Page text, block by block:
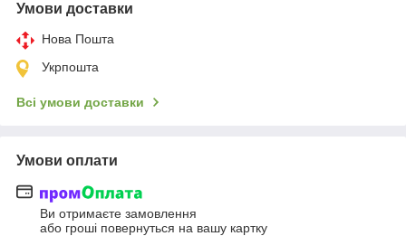
Умови доставки
Нова Пошта
Укрпошта
Всі умови доставки
Умови оплати
Ви отримаєте замовлення
або гроші повернуться на вашу картку